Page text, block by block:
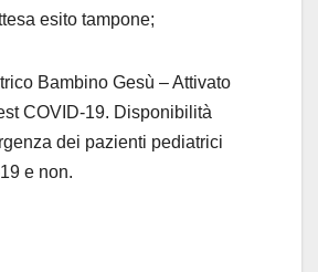
esito tampone;
Bambino Gesù – Attivato
COVID-19. Disponibilità
dei pazienti pediatrici
e non.